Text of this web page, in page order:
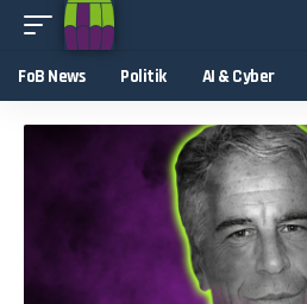
FoB News Politik AI & Cyber